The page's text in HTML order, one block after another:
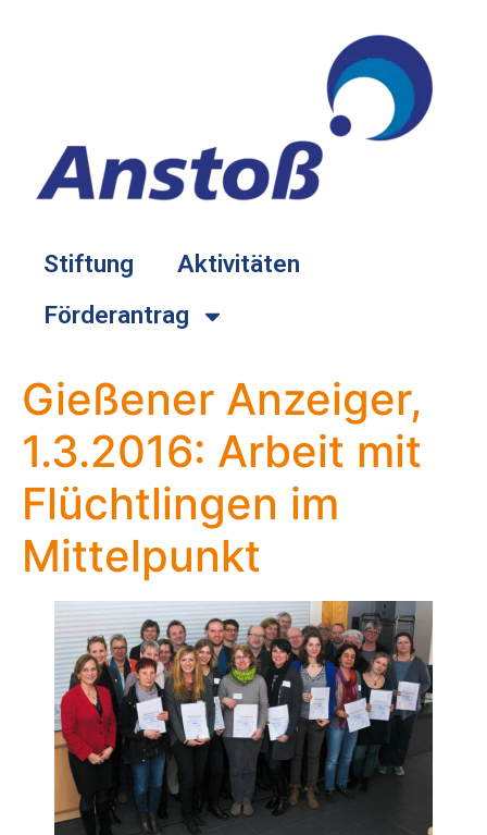
Stiftung
Aktivitäten
Förderantrag
Gießener Anzeiger,
1.3.2016: Arbeit mit
Flüchtlingen im
Mittelpunkt